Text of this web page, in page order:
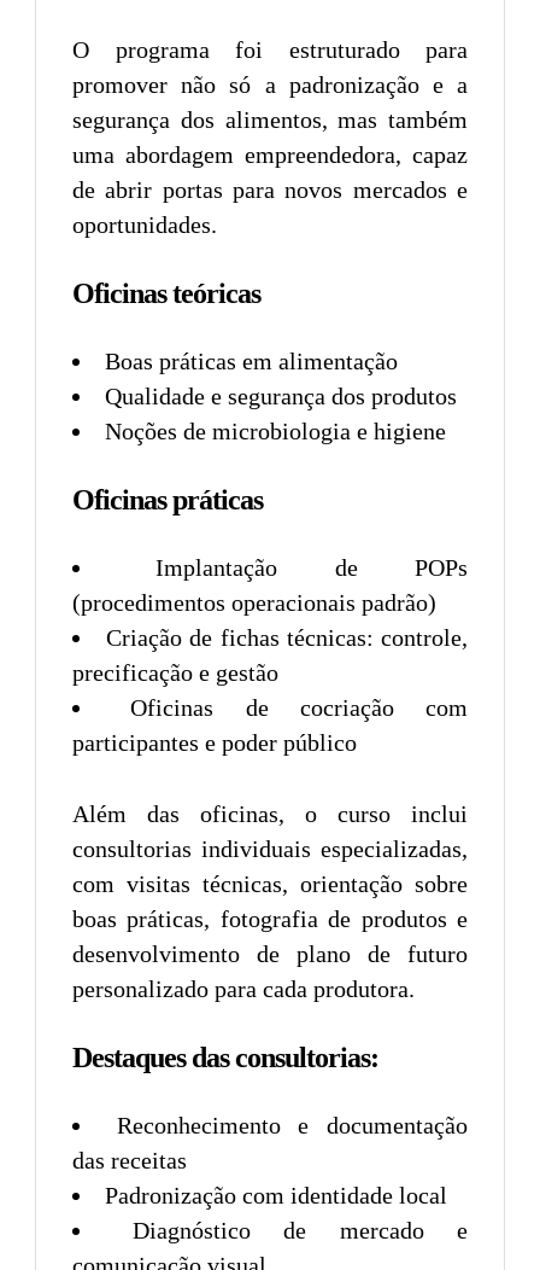
O programa foi estruturado para
promover não só a padronização e a
segurança dos alimentos, mas também
uma abordagem empreendedora, capaz
de abrir portas para novos mercados e
oportunidades.
Oficinas teóricas
Boas práticas em alimentação
Qualidade e segurança dos produtos
Noções de microbiologia e higiene
Oficinas práticas
Implantação de POPs
(procedimentos operacionais padrão)
Criação de fichas técnicas: controle,
precificação e gestão
Oficinas de cocriação com
participantes e poder público
Além das oficinas, o curso inclui
consultorias individuais especializadas,
com visitas técnicas, orientação sobre
boas práticas, fotografia de produtos e
desenvolvimento de plano de futuro
personalizado para cada produtora.
Destaques das consultorias:
Reconhecimento e documentação
das receitas
Padronização com identidade local
Diagnóstico de mercado e